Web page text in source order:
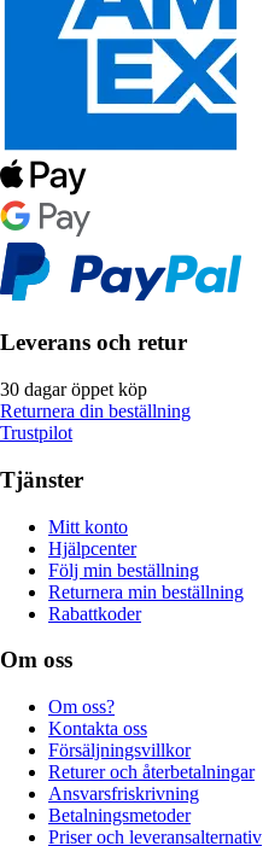
Leverans och retur
30 dagar öppet köp
Returnera din beställning
Trustpilot
Tjänster
Mitt konto
Hjälpcenter
Följ min beställning
Returnera min beställning
Rabattkoder
Om oss
Om oss?
Kontakta oss
Försäljningsvillkor
Returer och återbetalningar
Ansvarsfriskrivning
Betalningsmetoder
Priser och leveransalternativ